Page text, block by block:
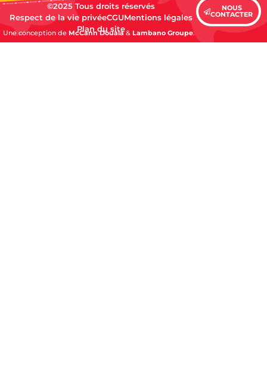
©2025 Tous droits réservés
Respect de la vie privéeCGUMentions légales
Plan du site
NOUS
CONTACTER
Une conception de McCann Douala& Lambano Groupe.